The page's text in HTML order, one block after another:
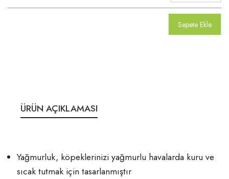
Sepete Ekle
ÜRÜN AÇIKLAMASI
Yağmurluk, köpeklerinizi yağmurlu havalarda kuru ve
sıcak tutmak için tasarlanmıştır